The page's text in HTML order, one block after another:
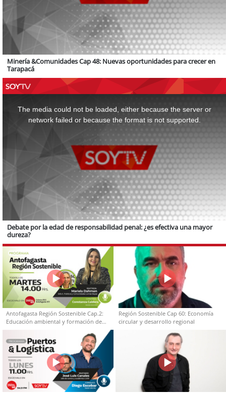
Minería &Comunidades Cap 48: Nuevas oportunidades para crecer en
Tarapacá
The media could not be loaded, either because the server or
network failed or because the format is not supported.
Debate por la edad de responsabilidad penal: ¿es efectiva una mayor
dureza?
Antofagasta Región Sostenible Cap.2:
Educación ambiental y formación de
capacidades técnicas
Región Sostenible Cap 60: Economía
circular y desarrollo regional